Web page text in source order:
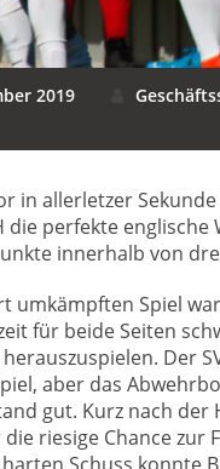
2019
in allerletzer
die perfekte englische
innerhalb von
umkämpften Spiel
für beide Seiten
Der
aber das
gut. Kurz nach der
riesige Chance zur